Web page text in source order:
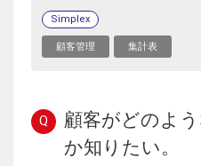
Simplex
顧客管理 集計表
Q
顧客がどのよ
か知りたい。